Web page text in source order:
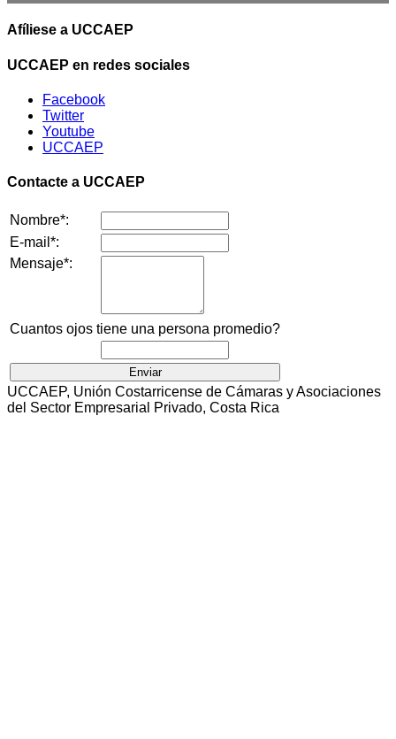
Afíliese a UCCAEP
UCCAEP en redes sociales
Facebook
Twitter
Youtube
UCCAEP
Contacte a UCCAEP
Nombre*:
E-mail*:
Mensaje*:
Cuantos ojos tiene una persona promedio?
UCCAEP, Unión Costarricense de Cámaras y Asociaciones
del Sector Empresarial Privado, Costa Rica